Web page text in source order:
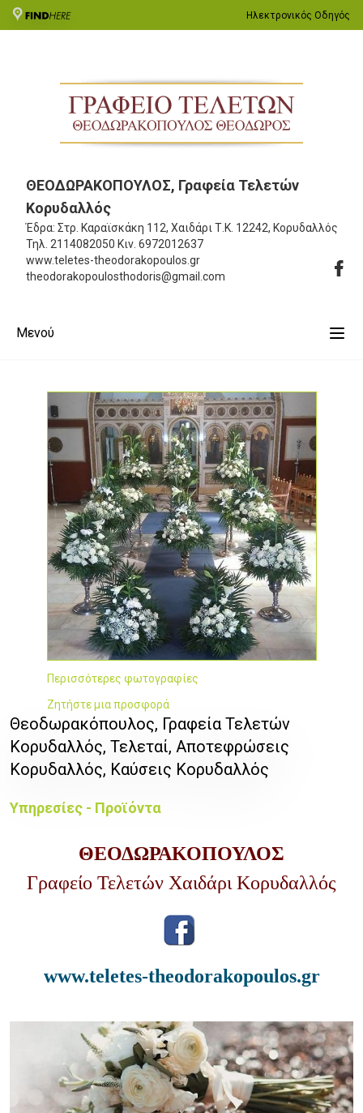
Ηλεκτρονικός Οδηγός
ΘΕΟΔΩΡΑΚΟΠΟΥΛΟΣ, Γραφεία Τελετών
Κορυδαλλός
Έδρα: Στρ. Καραϊσκάκη 112, Χαιδάρι Τ.Κ. 12242, Κορυδαλλός
Τηλ. 2114082050 Κιν. 6972012637
www.teletes-theodorakopoulos.gr
theodorakopoulosthodoris@gmail.com
Μενού
Περισσότερες φωτογραφίες
Ζητήστε μια προσφορά
Θεοδωρακόπουλος, Γραφεία Τελετών
Κορυδαλλός, Τελεταί, Αποτεφρώσεις
Κορυδαλλός, Καύσεις Κορυδαλλός
Υπηρεσίες - Προϊόντα
ΘΕΟΔΩΡΑΚΟΠΟΥΛΟΣ
Γραφείο Τελετών Χαιδάρι Κορυδαλλός
www.teletes-theodorakopoulos.gr